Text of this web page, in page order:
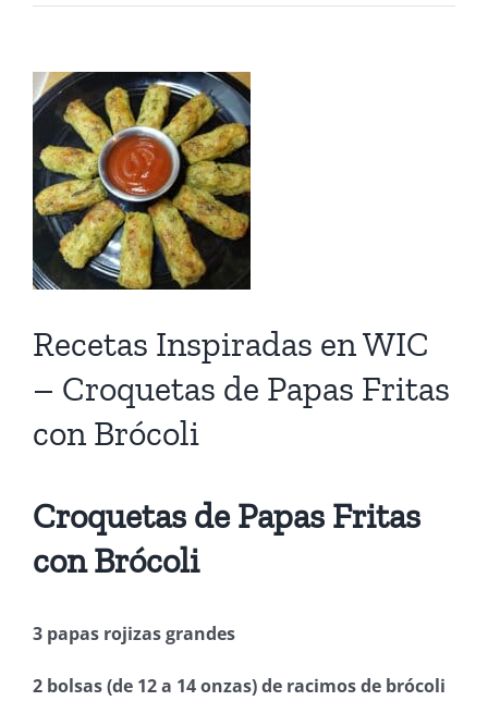
View
Larger
Image
Recetas Inspiradas en WIC
– Croquetas de Papas Fritas
con Brócoli
Croquetas de Papas Fritas
con Brócoli
3 papas rojizas grandes
2 bolsas (de 12 a 14 onzas) de racimos de brócoli